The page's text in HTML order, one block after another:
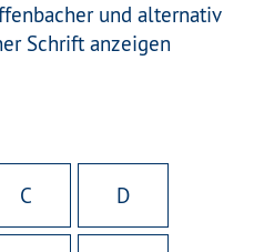
und alternativ
Schrift anzeigen
C D